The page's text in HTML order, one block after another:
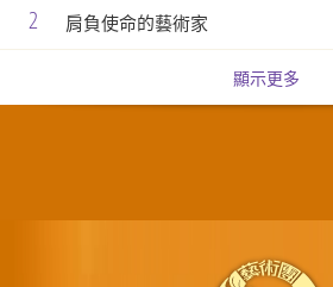
2 肩負使命的藝術家
顯示更多